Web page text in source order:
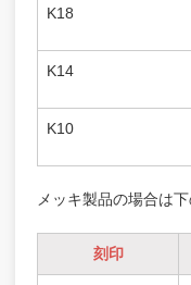
K18
K14
K10
メッキ製品の場合は
刻印